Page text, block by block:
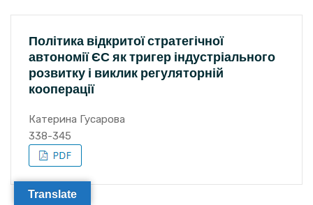
Політика відкритої стратегічної
автономії ЄС як тригер індустріального
розвитку і виклик регуляторній
кооперації
Катерина Гусарова
338-345
Translate